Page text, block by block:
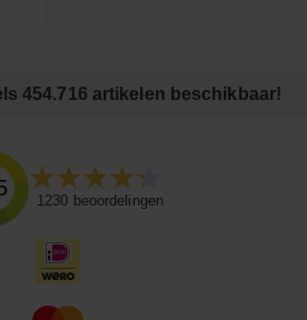
454.716 artikelen beschikbaar!
1230 beoordelingen